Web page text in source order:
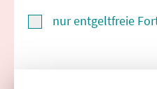
nur entgeltfreie